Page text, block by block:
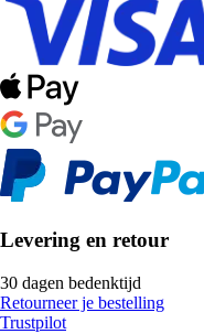
Levering en retour
30 dagen bedenktijd
Retourneer je bestelling
Trustpilot